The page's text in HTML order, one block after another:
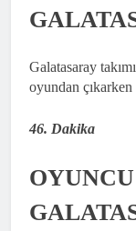
Galatasaray
oyundan
46. Dakika